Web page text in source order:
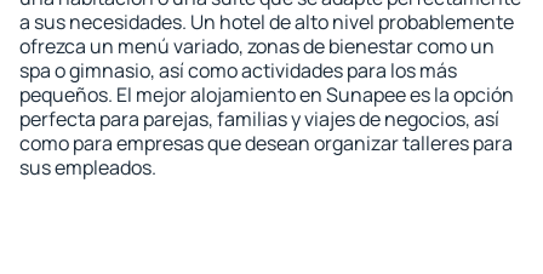
a sus necesidades. Un hotel de alto nivel probablemente
ofrezca un menú variado, zonas de bienestar como un
spa o gimnasio, así como actividades para los más
pequeños. El mejor alojamiento en Sunapee es la opción
perfecta para parejas, familias y viajes de negocios, así
como para empresas que desean organizar talleres para
sus empleados.